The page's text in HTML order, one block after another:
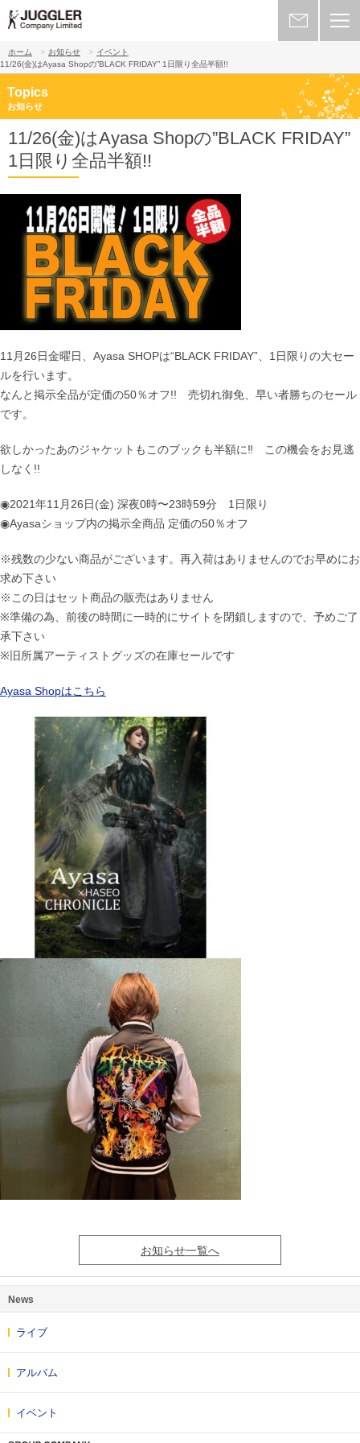
ホーム お知らせ
イベント
11/26(金)はAyasa Shopの”BLACK FRIDAY” 1日限り全品半額!!
Topics
お知らせ
11/26(金)はAyasa Shopの”BLACK FRIDAY”
1日限り全品半額!!
11月26日金曜日、Ayasa SHOPは“BLACK FRIDAY”、1日限りの大セー
ルを行います。
なんと掲示全品が定価の50％オフ!! 売切れ御免、早い者勝ちのセール
です。
欲しかったあのジャケットもこのブックも半額に‼︎ この機会をお見逃
しなく!!
◉2021年11月26日(金) 深夜0時〜23時59分 1日限り
◉Ayasaショップ内の掲示全商品 定価の50％オフ
※残数の少ない商品がございます。再入荷はありませんのでお早めにお
求め下さい
※この日はセット商品の販売はありません
※準備の為、前後の時間に一時的にサイトを閉鎖しますので、予めご了
承下さい
※旧所属アーティストグッズの在庫セールです
Ayasa Shopはこちら
お知らせ一覧へ
News
ライブ
アルバム
イベント